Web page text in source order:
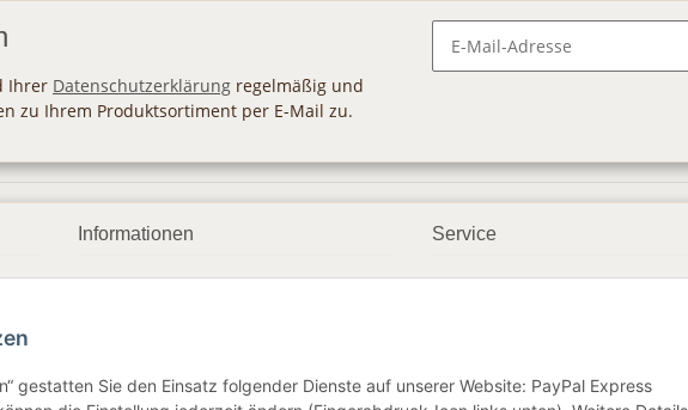
Ihrer Datenschutzerklärung regelmäßig und
zu Ihrem Produktsortiment per E-Mail zu.
Informationen
Newsletter
Service
gestatten Sie den Einsatz folgender Dienste auf unserer Website: PayPal Express